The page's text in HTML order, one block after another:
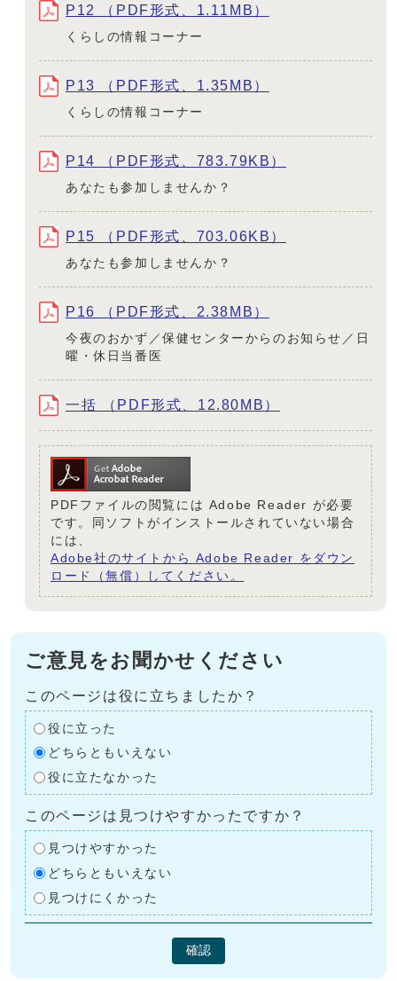
P12 （PDF形式、1.11MB）
くらしの情報コーナー
P13 （PDF形式、1.35MB）
くらしの情報コーナー
P14 （PDF形式、783.79KB）
あなたも参加しませんか？
P15 （PDF形式、703.06KB）
あなたも参加しませんか？
P16 （PDF形式、2.38MB）
今夜のおかず／保健センターからのお知らせ／日
曜・休日当番医
一括 （PDF形式、12.80MB）
PDFファイルの閲覧には Adobe Reader が必要
です。同ソフトがインストールされていない場合
には、
Adobe社のサイトから Adobe Reader をダウン
ロード（無償）してください。
ご意見をお聞かせください
このページは役に立ちましたか？
役に立った
どちらともいえない
役に立たなかった
このページは見つけやすかったですか？
見つけやすかった
どちらともいえない
見つけにくかった
確認